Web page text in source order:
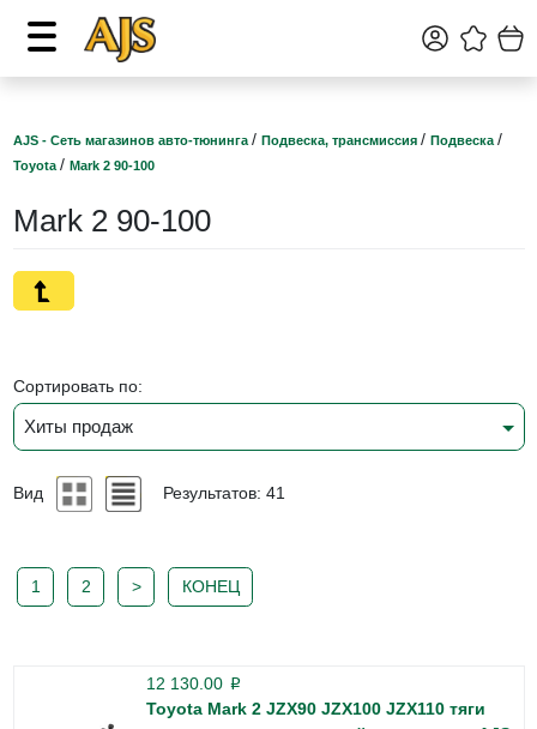
AJS - Сеть магазинов авто-тюнинга / Подвеска, трансмиссия / Подвеска /
Toyota / Mark 2 90-100
Mark 2 90-100
Сортировать по:
Хиты продаж
Вид Результатов: 41
1 2 > КОНЕЦ
12 130.00 p
Toyota Mark 2 JZX90 JZX100 JZX110 тяги